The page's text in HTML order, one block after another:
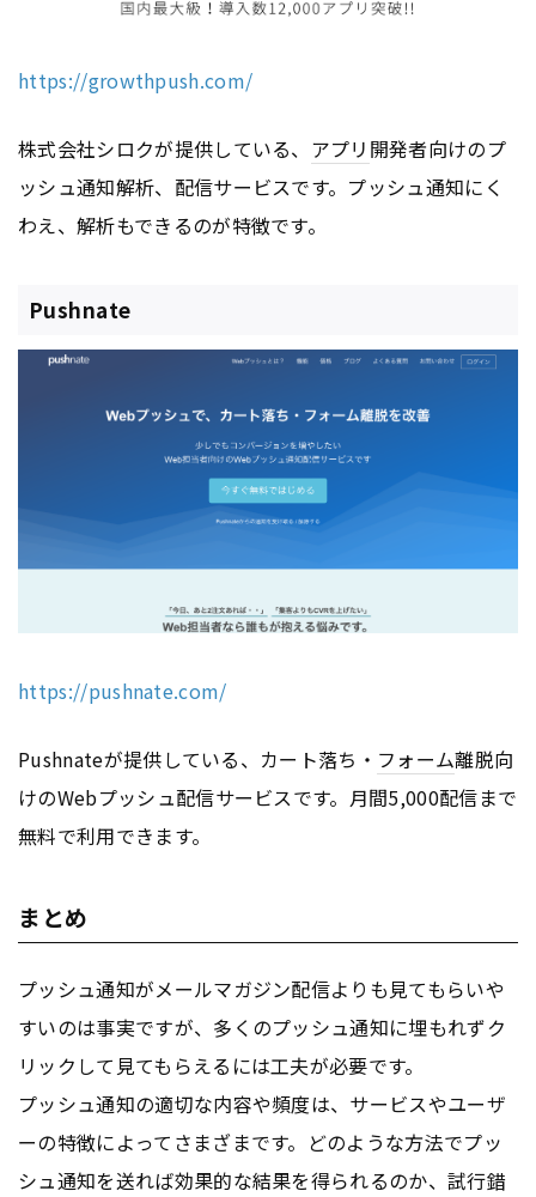
https://growthpush.com/
株式会社シロクが提供している、 アプリ 開発者向けのプ
ッシュ通知解析、配信サービスです。プッシュ通知にく
わえ、解析もできるのが特徴です。
Pushnate
https://pushnate.com/
Pushnateが提供している、カート落ち・ フォーム離脱向
けのWebプッシュ配信サービスです。月間5,000配信まで
無料で利用できます。
まとめ
プッシュ通知がメールマガジン配信よりも見てもらいや
すいのは事実ですが、多くのプッシュ通知に埋もれずク
リックして見てもらえるには工夫が必要です。
プッシュ通知の適切な内容や頻度は、サービスやユーザ
ーの特徴によってさまざまです。どのような方法でプッ
シュ通知を送れば効果的な結果を得られるのか、試行錯